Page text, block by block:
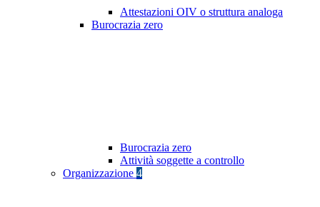
Attestazioni OIV o struttura analoga
Burocrazia zero
Burocrazia zero
Attività soggette a controllo
Organizzazione 4